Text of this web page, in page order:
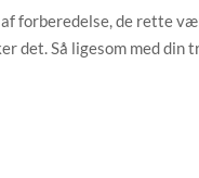
de rette
det. Så ligesom med